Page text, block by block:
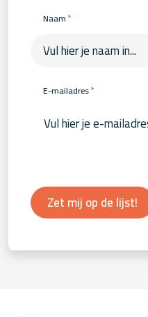
Naam*
E-mailadres*
Zet mij op de lijst!